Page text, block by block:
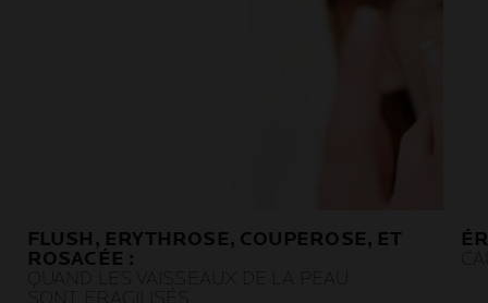
FLUSH, ERYTHROSE, COUPEROSE, ET
ROSACÉE :